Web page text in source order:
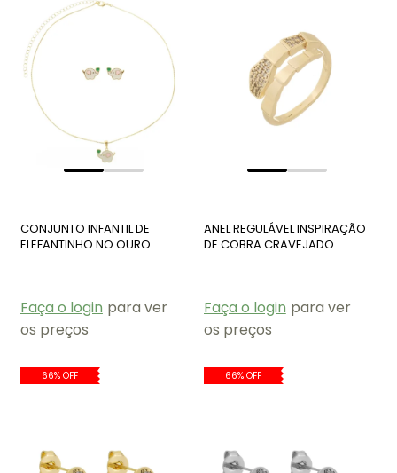
CONJUNTO INFANTIL DE
ELEFANTINHO NO OURO
Faça o login para ver
os preços
ANEL REGULÁVEL INSPIRAÇÃO
DE COBRA CRAVEJADO
Faça o login para ver
os preços
66% OFF 66% OFF